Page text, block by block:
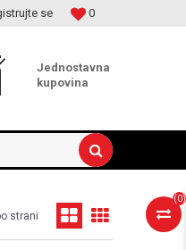
0
se
Jednostavna
kupovina
(0)
strani